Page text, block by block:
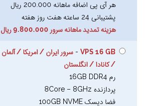
هر آی پی اضافه ماهانه 200.000 ریال
پشتیبانی 24 ساعته هفت روز هفته
هزینه تمدید ماهانه سرور 9.800.000 ریال
VPS 16 GB
- سرور ایران / امریکا /
/ کانادا / انگلستان
رم 16GB DDR4
پردازنده 8Core – 8GHz
فضا دیسک 100GB NVME